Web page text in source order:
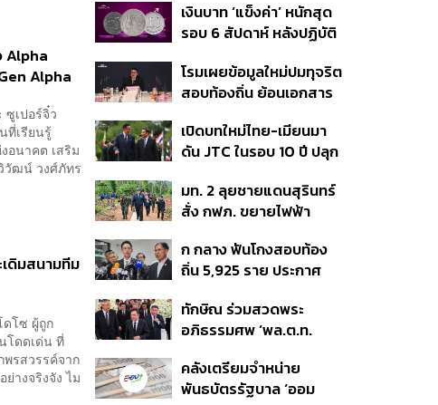
Alpha
Alpha
ซูเปอร์จิ๋ว
ที่เรียนรู้
อนาคต เสริม
วัฒน์ วงศ์ภัทร
เดิมสนามทีม
ดโซ ผู้ถูก
โดดเด่น ที่
พรสวรรค์จาก
างจริงจัง ไม
สร้างสรรค์ ตรงไปตรงมา
ย้ำต้องการให้เมียนมากลับ
เงินบาท ‘แข็งค่า’ หนักสุด
รอบ 6 สัปดาห์ หลังปฏิบัติ
สหรัฐฯ-ญี่ปุ่น Standard
Chartered เปิดเป้าสิ้นปีนี้
ต่อดอลลาร์
โรมเผยข้อมูลใหม่ปมทุจริต
สอบท้องถิ่น ย้อนเอกสาร
อนุทิน จ่อสอบต่อเอี่ยว
ตัดตอน ม.บูรพา หรือไม่
เปิดบทใหม่ไทย-เมียนมา
ดัน JTC ในรอบ 10 ปี ปลุก
ชายแดน ท่าเรือน้ำลึก
ทวาย
มท. 2 ลุยชายแดนสุรินทร์
สั่ง กฟภ. ขยายไฟฟ้า
350’ เสริมความมั่นคง
ชายแดน
ก กลาง ฟันโกงสอบท้อง
ถิ่น 5,925 ราย ประกาศ
ราย รอ ป.ป.ช. ขีดเส้นแล้ว
เสร็จ 31 ส.ค.
ทักษิณ ร่วมสวดพระ
อภิธรรมศพ ‘พล.ต.ท.
สิน’ สิริอายุ 103 ปี แกนนำ
เพื่อไทย-บุคคลหลาก
คลังเตรียมจำหน่าย
พันธบัตรรัฐบาล ‘ออม